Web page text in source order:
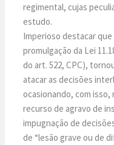
regimental, cujas
estudo.
Imperioso destacar
promulgação da Lei
do art. 522, CPC),
atacar as decisões
ocasionando, com
recurso de agravo de
impugnação de
de “lesão grave ou de